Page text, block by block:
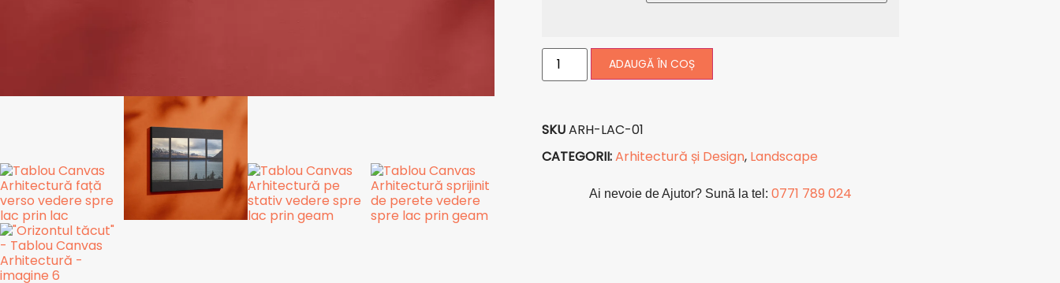
ADAUGĂ ÎN COȘ
SKUARH-LAC-01
CATEGORII:Arhitectură și Design, Landscape
Ai nevoie de Ajutor? Sună la tel: 0771 789 024